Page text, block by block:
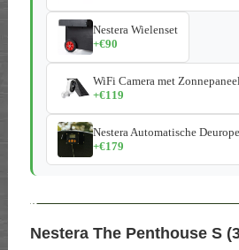
Nestera Wielenset
+€90
WiFi Camera met
+€119
Nestera Automatische
+€179
--
Nestera The Penthouse S